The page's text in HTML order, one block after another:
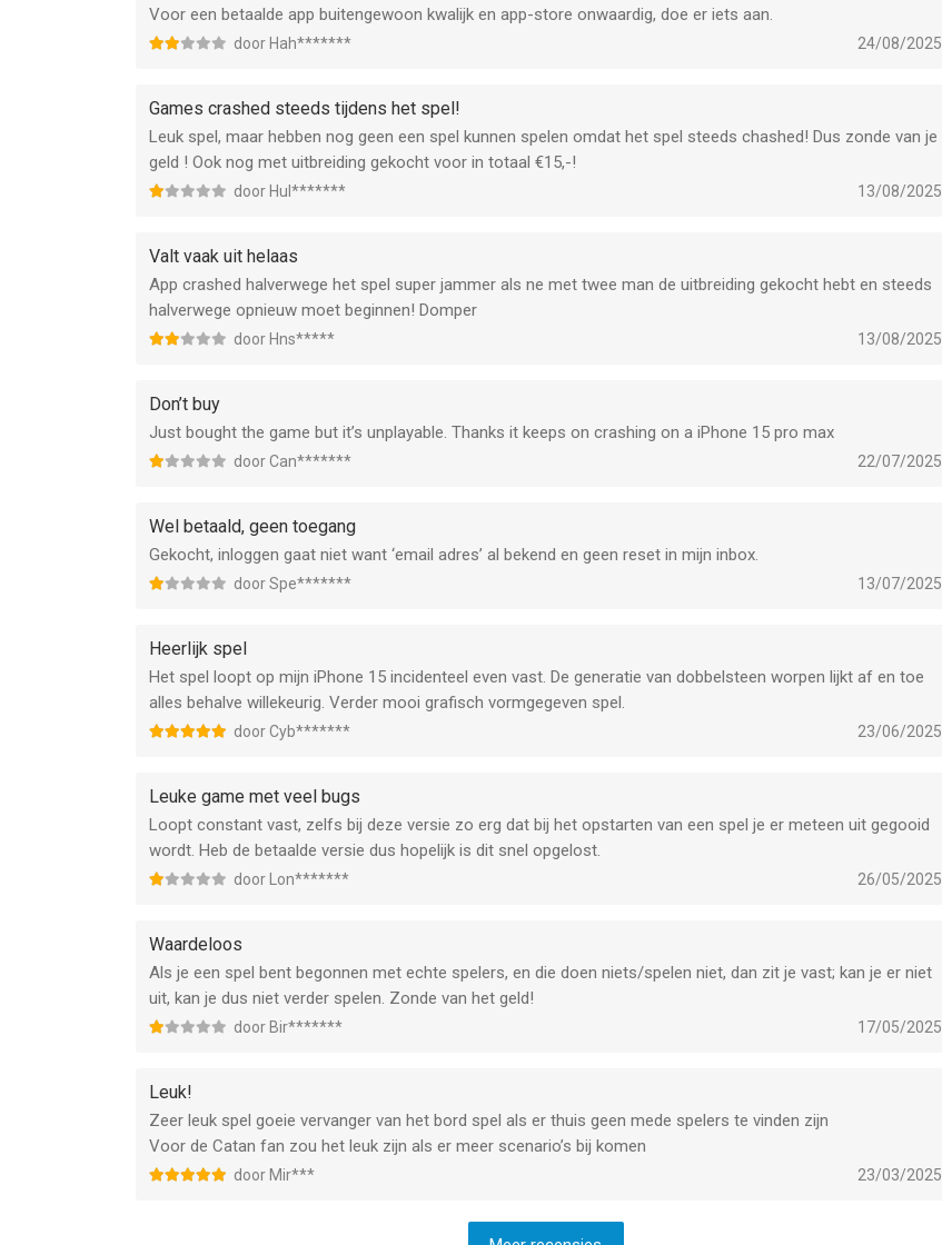
Voor een betaalde app buitengewoon kwalijk en app-store onwaardig, doe er iets aan.
door Hah******* 24/08/2025
Games crashed steeds tijdens het spel!
Leuk spel, maar hebben nog geen een spel kunnen spelen omdat het spel steeds chashed! Dus zonde van je
geld ! Ook nog met uitbreiding gekocht voor in totaal €15,-!
door Hul******* 13/08/2025
Valt vaak uit helaas
App crashed halverwege het spel super jammer als ne met twee man de uitbreiding gekocht hebt en steeds
halverwege opnieuw moet beginnen! Domper
door Hns***** 13/08/2025
Don’t buy
Just bought the game but it’s unplayable. Thanks it keeps on crashing on a iPhone 15 pro max
door Can******* 22/07/2025
Wel betaald, geen toegang
Gekocht, inloggen gaat niet want ‘email adres’ al bekend en geen reset in mijn inbox.
door Spe******* 13/07/2025
Heerlijk spel
Het spel loopt op mijn iPhone 15 incidenteel even vast. De generatie van dobbelsteen worpen lijkt af en toe
alles behalve willekeurig. Verder mooi grafisch vormgegeven spel.
door Cyb******* 23/06/2025
Leuke game met veel bugs
Loopt constant vast, zelfs bij deze versie zo erg dat bij het opstarten van een spel je er meteen uit gegooid
wordt. Heb de betaalde versie dus hopelijk is dit snel opgelost.
door Lon******* 26/05/2025
Waardeloos
Als je een spel bent begonnen met echte spelers, en die doen niets/spelen niet, dan zit je vast; kan je er niet
uit, kan je dus niet verder spelen. Zonde van het geld!
door Bir******* 17/05/2025
Leuk!
Zeer leuk spel goeie vervanger van het bord spel als er thuis geen mede spelers te vinden zijn
Voor de Catan fan zou het leuk zijn als er meer scenario’s bij komen
door Mir*** 23/03/2025